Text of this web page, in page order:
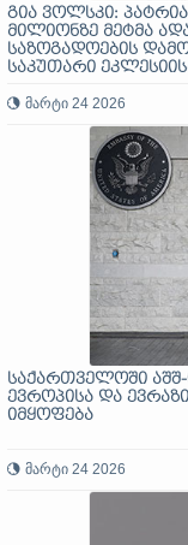
გია ვოლსკი:
მილიონზე მეტმა
საზოგადოების
საკუთარი
მარტი 24 2026
საქართველოში
ევროპისა და
იმყოფება
მარტი 24 2026